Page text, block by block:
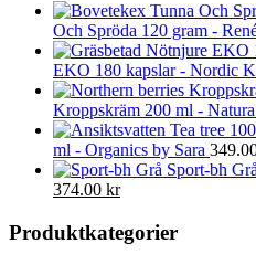
Och Spröda 120 gram -
EKO 180 kapslar - Nordic
Kroppskräm 200 ml -
ml - Organics by Sara
Sport-bh
Det
priset
374.00 krDet
priset
är:
Produktkategorier